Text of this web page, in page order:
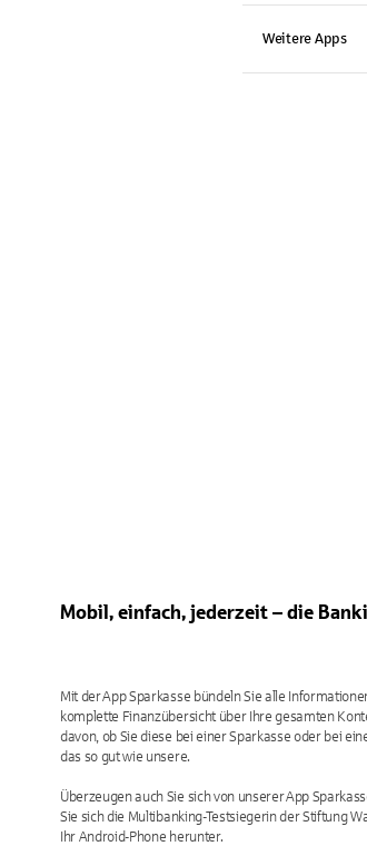
Weitere Apps
Mobil, einfach, jederzeit – die
Mit der App Sparkasse bündeln Sie alle
komplette Finanzübersicht über Ihre gesamten
davon, ob Sie diese bei einer Sparkasse oder bei
das so gut wie unsere.
Überzeugen auch Sie sich von unserer App
Sie sich die Multibanking-Testsiegerin der Stiftung
Ihr Android-Phone herunter.